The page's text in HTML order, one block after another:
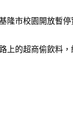
市校園開放暫
的超商偷飲料